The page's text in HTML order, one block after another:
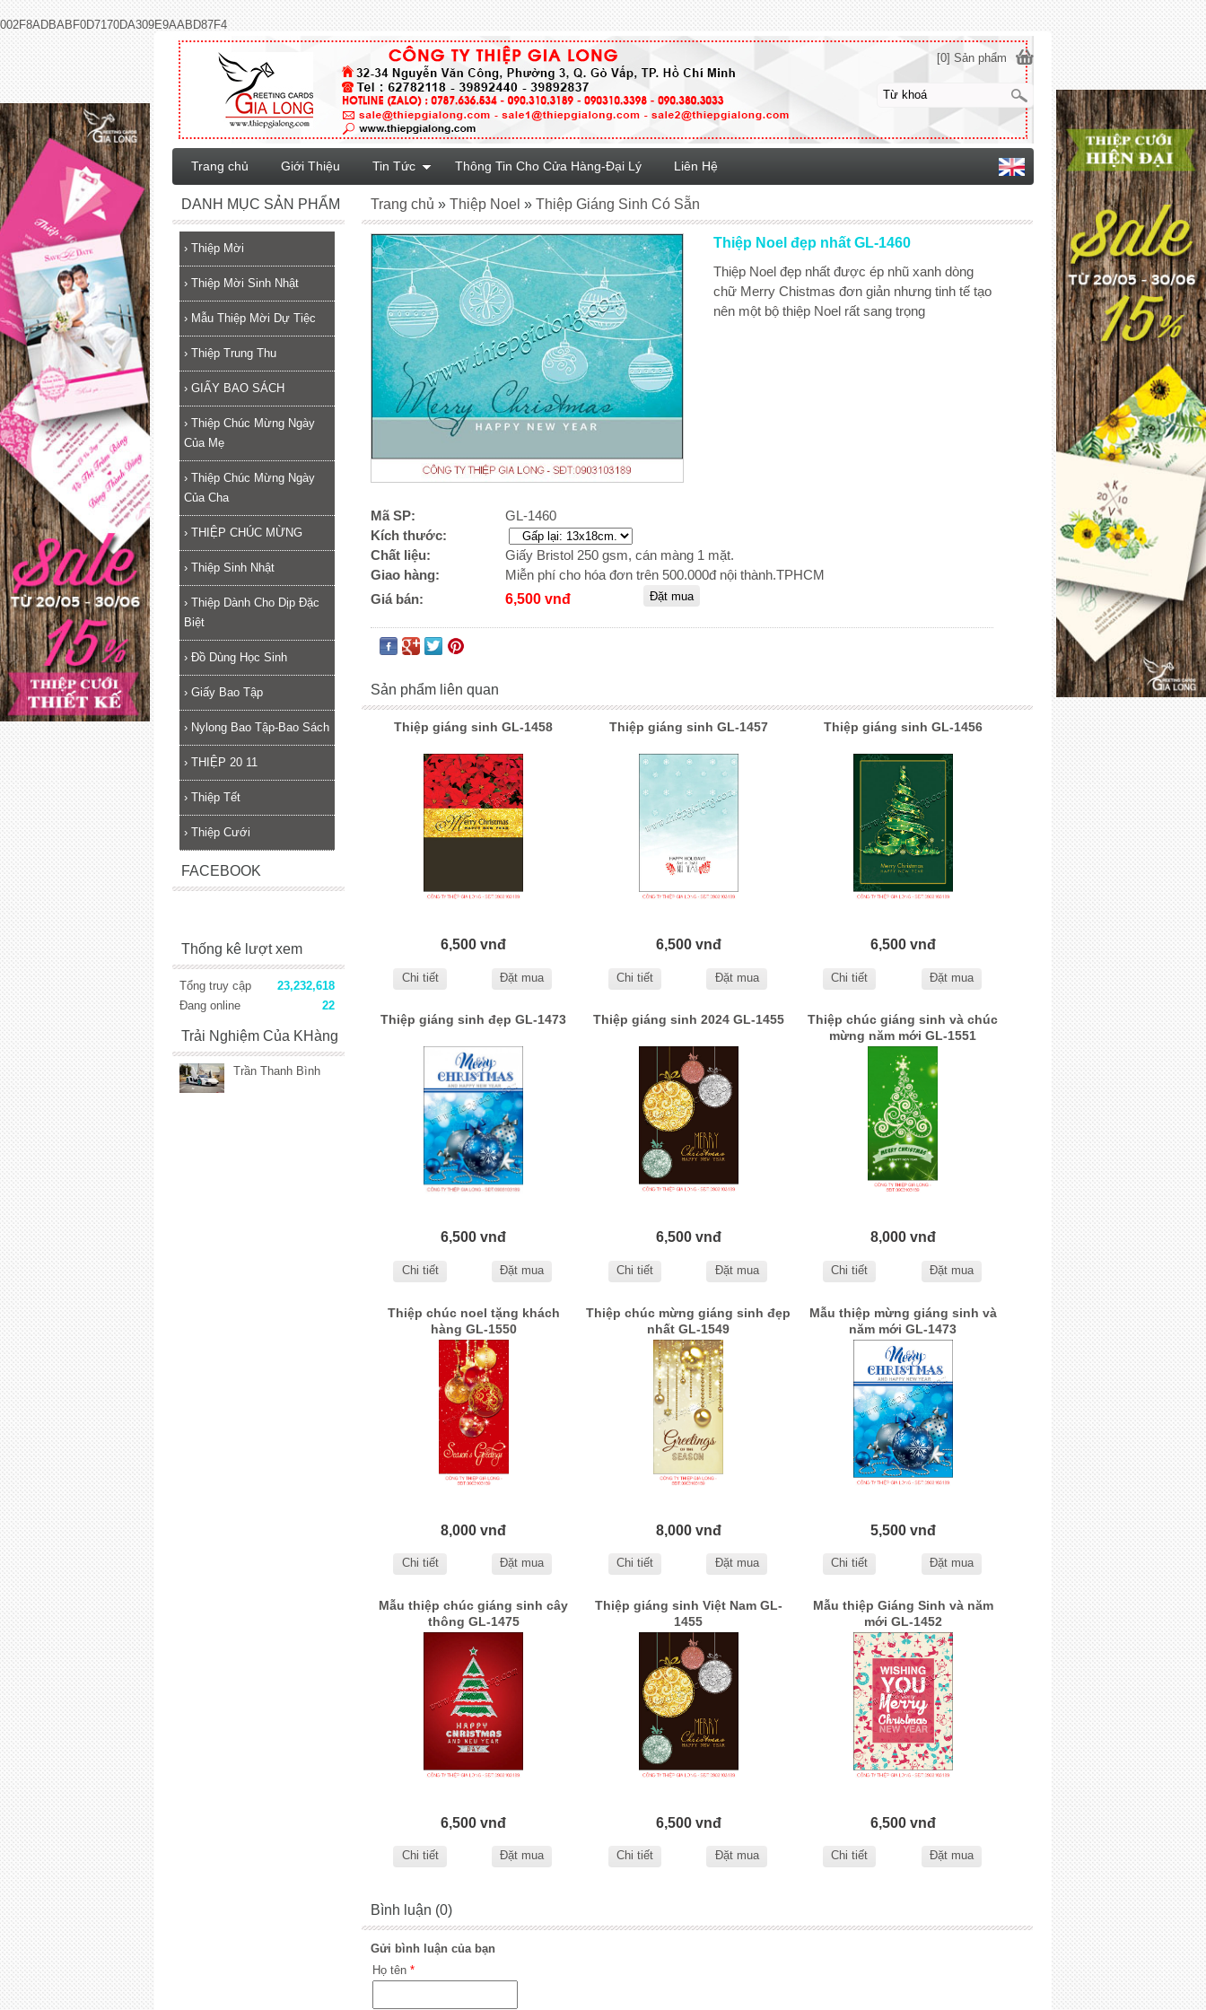
002F8ADBABF0D7170DA309E9AABD87F4
Thiệp Noel đẹp nhất GL-1460
Thiệp Noel đẹp nhất được ép nhũ xanh dòng
chữ Merry Chistmas đơn giản nhưng tinh tế tạo
nên một bộ thiệp Noel rất sang trọng
Mã SP:
GL-1460
Kích thước:
Chất liệu:
Giấy Bristol 250 gsm, cán màng 1 mặt.
Giao hàng:
Miễn phí cho hóa đơn trên 500.000đ nội thành.TPHCM
Giá bán:
6,500 vnđ
Sản phẩm liên quan
Thiệp giáng sinh GL-1458
6,500 vnđ
Chi tiết Đặt mua
Thiệp giáng sinh GL-1457
6,500 vnđ
Chi tiết Đặt mua
Thiệp giáng sinh GL-1456
6,500 vnđ
Chi tiết Đặt mua
Thiệp giáng sinh đẹp GL-1473
6,500 vnđ
Chi tiết Đặt mua
Thiệp giáng sinh 2024 GL-1455
6,500 vnđ
Chi tiết Đặt mua
Thiệp chúc giáng sinh và chúc
mừng năm mới GL-1551
8,000 vnđ
Chi tiết Đặt mua
Thiệp chúc noel tặng khách
hàng GL-1550
8,000 vnđ
Chi tiết Đặt mua
Thiệp chúc mừng giáng sinh đẹp
nhất GL-1549
8,000 vnđ
Chi tiết Đặt mua
Mẫu thiệp mừng giáng sinh và
năm mới GL-1473
5,500 vnđ
Chi tiết Đặt mua
Mẫu thiệp chúc giáng sinh cây
thông GL-1475
6,500 vnđ
Chi tiết Đặt mua
Thiệp giáng sinh Việt Nam GL-
1455
6,500 vnđ
Chi tiết Đặt mua
Mẫu thiệp Giáng Sinh và năm
mới GL-1452
6,500 vnđ
Chi tiết Đặt mua
Bình luận (0)
Gửi bình luận của bạn
Họ tên*
Trang chủ »Thiệp Noel »Thiệp Giáng Sinh Có Sẵn
DANH MỤC SẢN PHẨM
› Thiệp Mời
› Thiệp Mời Sinh Nhật
› Mẫu Thiệp Mời Dự Tiệc
› Thiệp Trung Thu
› GIẤY BAO SÁCH
› Thiệp Chúc Mừng Ngày
Của Mẹ
› Thiệp Chúc Mừng Ngày
Của Cha
› THIỆP CHÚC MỪNG
› Thiệp Sinh Nhật
› Thiệp Dành Cho Dịp Đặc
Biệt
› Đồ Dùng Học Sinh
› Giấy Bao Tập
› Nylong Bao Tập-Bao Sách
› THIỆP 20 11
› Thiệp Tết
› Thiệp Cưới
FACEBOOK
Thống kê lượt xem
Tổng truy cập
23,232,618
Đang online
22
Trải Nghiệm Của KHàng
Trần Thanh Bình
[0] Sản phẩm
Trang chủ Giới Thiệu Tin Tức Thông Tin Cho Cửa Hàng-Đại Lý Liên Hệ